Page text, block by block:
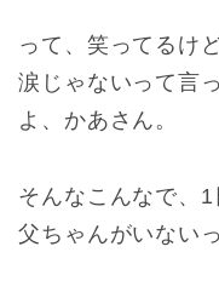
って、笑ってるけ
涙じゃないって言
よ、かあさん。
そんなこんなで、1
父ちゃんがいない